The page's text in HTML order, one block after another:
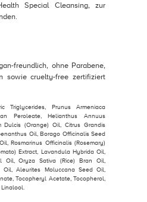
Special Cleansing, zur
freundlich, ohne Parabene,
sowie cruelty-free zertifiziert
Triglycerides, Prunus Armeniaca
Peroleate, Helianthus Annuus
Dulcis (Orange) Oil, Citrus Grandis
Oil, Borago Officinalis Seed
Rosmarinus Officinalis (Rosemary)
Extract, Lavandula Hybrida Oil,
Oil, Oryza Sativa (Rice) Bran Oil,
Oil, Aleurites Moluccana Seed Oil,
Tocopheryl Acetate, Tocopherol,
Linalool.